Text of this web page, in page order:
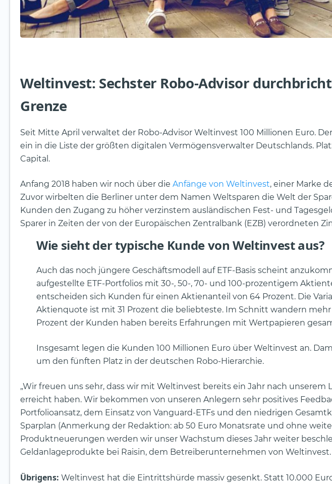
Weltinvest: Sechster Robo-Advisor
Grenze
Seit Mitte April verwaltet der Robo-Advisor Weltinvest 100 Millionen Euro.
ein in die Liste der größten digitalen Vermögensverwalter Deutschlands.
Capital.
Anfang 2018 haben wir noch über die Anfänge von Weltinvest, einer Marke
Zuvor wirbelten die Berliner unter dem Namen Weltsparen die Welt der
Kunden den Zugang zu höher verzinstem ausländischen Fest- und
Sparer in Zeiten der von der Europäischen Zentralbank (EZB) verordneten
Wie sieht der typische Kunde von Weltinvest aus?
Auch das noch jüngere Geschäftsmodell auf ETF-Basis scheint
aufgestellte ETF-Portfolios mit 30-, 50-, 70- und 100-prozentigem
entscheiden sich Kunden für einen Aktienanteil von 64 Prozent. Die
Aktienquote ist mit 31 Prozent die beliebteste. Im Schnitt wandern mehr
Prozent der Kunden haben bereits Erfahrungen mit Wertpapieren
Insgesamt legen die Kunden 100 Millionen Euro über Weltinvest an.
um den fünften Platz in der deutschen Robo-Hierarchie.
„Wir freuen uns sehr, dass wir mit Weltinvest bereits ein Jahr nach unserem
erreicht haben. Wir bekommen von unseren Anlegern sehr positives
Portfolioansatz, dem Einsatz von Vanguard-ETFs und den niedrigen
Sparplan (Anmerkung der Redaktion: ab 50 Euro Monatsrate und ohne
Produktneuerungen werden wir unser Wachstum dieses Jahr weiter
Geldanlageprodukte bei Raisin, dem Betreiberunternehmen von Weltinvest.
Übrigens: Weltinvest hat die Eintrittshürde massiv gesenkt. Statt 10.000